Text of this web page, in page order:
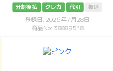
分割後払 クレカ 代引 振込
登録日: 2026年7月28日
商品No: 38889518